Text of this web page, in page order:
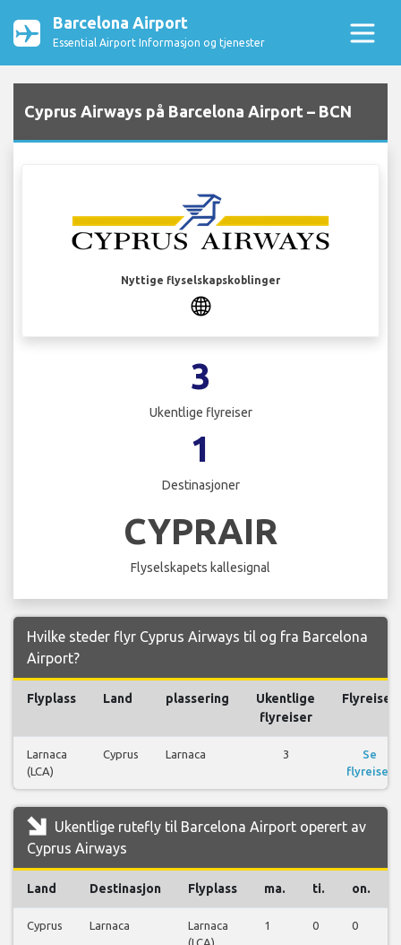
Barcelona Airport
Essential Airport Informasjon og tjenester
Cyprus Airways på Barcelona Airport – BCN
Nyttige flyselskapskoblinger
3
Ukentlige flyreiser
1
Destinasjoner
CYPRAIR
Flyselskapets kallesignal
Hvilke steder flyr Cyprus Airways til og fra Barcelona
Airport?
Flyplass Land plassering
Ukentlige
flyreiser
Flyreiser
Larnaca
(LCA)
Cyprus Larnaca 3
Se
flyreiser
Ukentlige rutefly til Barcelona Airport operert av
Cyprus Airways
Land Destinasjon Flyplass ma. ti. on.
Cyprus Larnaca
Larnaca
(LCA)
1 0 0